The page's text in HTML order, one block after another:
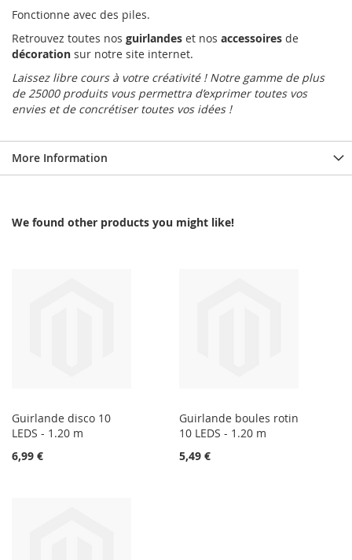
Fonctionne avec des piles.
Retrouvez toutes nos guirlandes et nos accessoires de
décoration sur notre site internet.
Laissez libre cours à votre créativité ! Notre gamme de plus
de 25000 produits vous permettra d’exprimer toutes vos
envies et de concrétiser toutes vos idées !
More Information
We found other products you might like!
Guirlande disco 10
LEDS - 1.20 m
6,99 €
Guirlande boules rotin
10 LEDS - 1.20 m
5,49 €